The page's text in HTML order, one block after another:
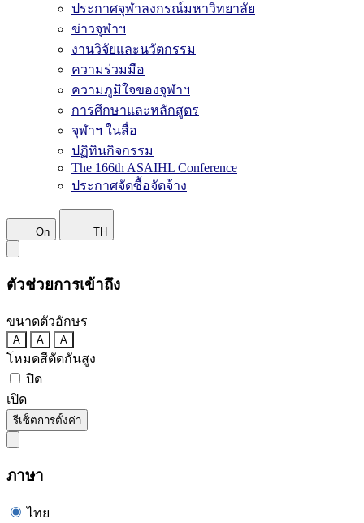
ประกาศจุฬาลงกรณ์มหาวิทยาลัย
ข่าวจุฬาฯ
งานวิจัยและนวัตกรรม
ความร่วมมือ
ความภูมิใจของจุฬาฯ
การศึกษาและหลักสูตร
จุฬาฯ ในสื่อ
ปฏิทินกิจกรรม
The 166th ASAIHL Conference
ประกาศจัดซื้อจัดจ้าง
On TH
ตัวช่วยการเข้าถึง
ขนาดตัวอักษร
A A A
โหมดสีตัดกันสูง
ปิด
เปิด
รีเซ็ตการตั้งค่า
ภาษา
ไทย